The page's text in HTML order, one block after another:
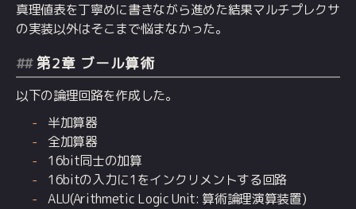
真理値表を丁寧めに書きながら進めた結果マルチプレクサ
の実装以外はそこまで悩まなかった。
第2章 ブール算術
以下の論理回路を作成した。
半加算器
全加算器
16bit同士の加算
16bitの入力に1をインクリメントする回路
ALU(Arithmetic Logic Unit: 算術論理演算装置)